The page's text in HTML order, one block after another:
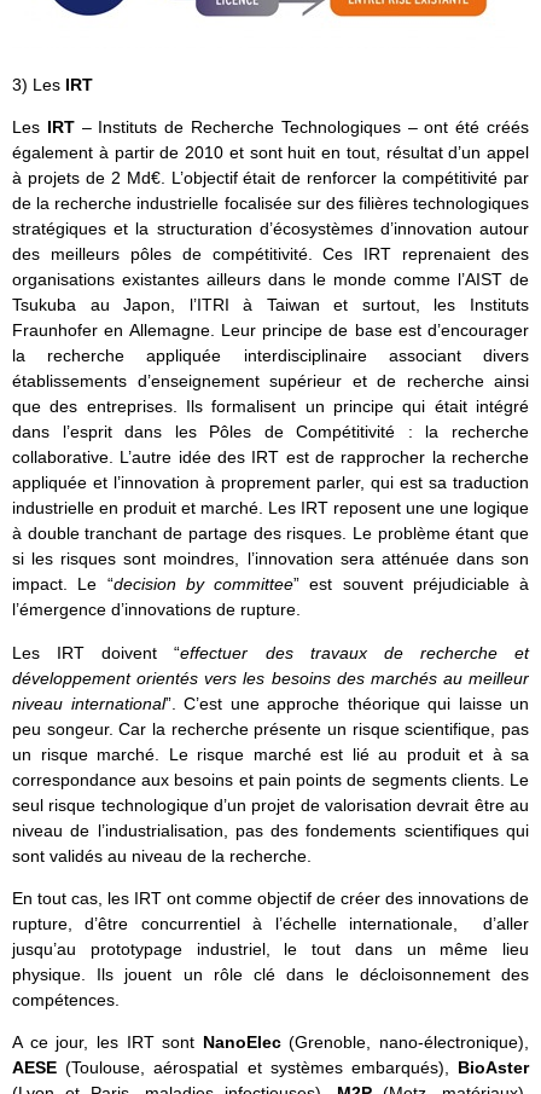
3) Les IRT
Les IRT – Instituts de Recherche Technologiques – ont été créés
également à partir de 2010 et sont huit en tout, résultat d’un appel
à projets de 2 Md€. L’objectif était de renforcer la compétitivité par
de la recherche industrielle focalisée sur des filières technologiques
stratégiques et la structuration d’écosystèmes d’innovation autour
des meilleurs pôles de compétitivité. Ces IRT reprenaient des
organisations existantes ailleurs dans le monde comme l’AIST de
Tsukuba au Japon, l’ITRI à Taiwan et surtout, les Instituts
Fraunhofer en Allemagne. Leur principe de base est d’encourager
la recherche appliquée interdisciplinaire associant divers
établissements d’enseignement supérieur et de recherche ainsi
que des entreprises. Ils formalisent un principe qui était intégré
dans l’esprit dans les Pôles de Compétitivité : la recherche
collaborative. L’autre idée des IRT est de rapprocher la recherche
appliquée et l’innovation à proprement parler, qui est sa traduction
industrielle en produit et marché. Les IRT reposent une une logique
à double tranchant de partage des risques. Le problème étant que
si les risques sont moindres, l’innovation sera atténuée dans son
impact. Le “decision by committee” est souvent préjudiciable à
l’émergence d’innovations de rupture.
Les IRT doivent “effectuer des travaux de recherche et
développement orientés vers les besoins des marchés au meilleur
niveau international”. C’est une approche théorique qui laisse un
peu songeur. Car la recherche présente un risque scientifique, pas
un risque marché. Le risque marché est lié au produit et à sa
correspondance aux besoins et pain points de segments clients. Le
seul risque technologique d’un projet de valorisation devrait être au
niveau de l’industrialisation, pas des fondements scientifiques qui
sont validés au niveau de la recherche.
En tout cas, les IRT ont comme objectif de créer des innovations de
rupture, d’être concurrentiel à l’échelle internationale, d’aller
jusqu’au prototypage industriel, le tout dans un même lieu
physique. Ils jouent un rôle clé dans le décloisonnement des
compétences.
A ce jour, les IRT sont NanoElec(Grenoble, nano-électronique),
AESE(Toulouse, aérospatial et systèmes embarqués), BioAster